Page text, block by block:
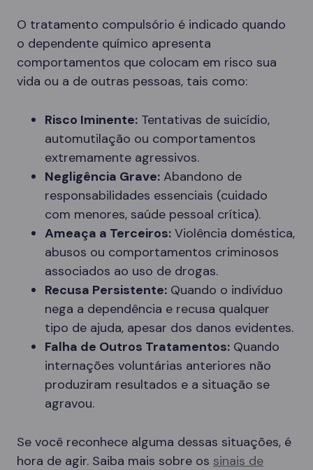
O tratamento compulsório é indicado quando
o dependente químico apresenta
comportamentos que colocam em risco sua
vida ou a de outras pessoas, tais como:
Risco Iminente: Tentativas de suicídio,
automutilação ou comportamentos
extremamente agressivos.
Negligência Grave: Abandono de
responsabilidades essenciais (cuidado
com menores, saúde pessoal crítica).
Ameaça a Terceiros: Violência doméstica,
abusos ou comportamentos criminosos
associados ao uso de drogas.
Recusa Persistente: Quando o indivíduo
nega a dependência e recusa qualquer
tipo de ajuda, apesar dos danos evidentes.
Falha de Outros Tratamentos: Quando
internações voluntárias anteriores não
produziram resultados e a situação se
agravou.
Se você reconhece alguma dessas situações, é
hora de agir. Saiba mais sobre os sinais de